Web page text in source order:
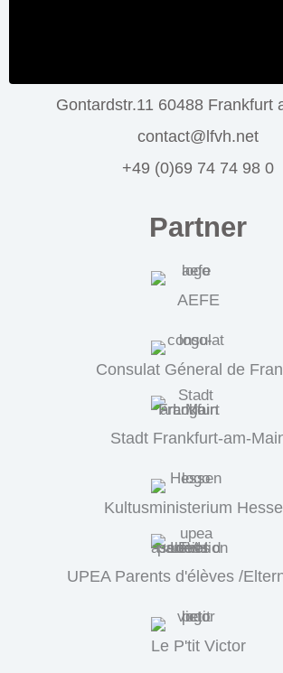
Gontardstr.11 60488 Frankfurt
contact@lfvh.net
+49 (0)69 74 74 98 0
Partner
AEFE
Consulat Géneral de
Stadt Frankfurt-am-
Kultusministerium
UPEA Parents d'élèves /
Le P'tit Victor